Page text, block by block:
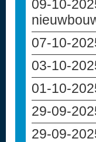
09-10-
07-10-
03-10-
01-10-
29-09-
29-09-